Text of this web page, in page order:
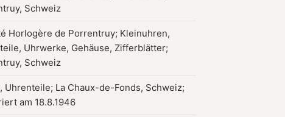
Schweiz
Horlogère de Porrentruy; Kleinuhren,
Uhrwerke, Gehäuse, Zifferblätter;
Schweiz
Uhrenteile; La Chaux-de-Fonds, Schweiz;
am 18.8.1946